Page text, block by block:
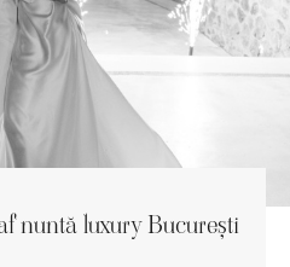
nuntă luxury București